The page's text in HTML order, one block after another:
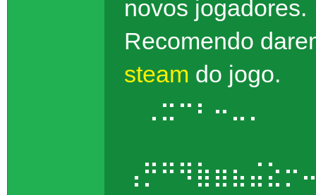
novos jogadores.
Recomendo
steam do jogo.